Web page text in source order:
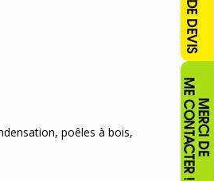
poêles à bois,